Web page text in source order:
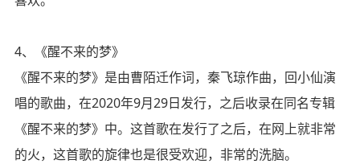
4、《醒不来的梦》
《醒不来的梦》是由曹陌迁作词，秦飞琼作曲，回小仙演
唱的歌曲，在2020年9月29日发行，之后收录在同名专辑
《醒不来的梦》中。这首歌在发行了之后，在网上就非常
的火，这首歌的旋律也是很受欢迎，非常的洗脑。